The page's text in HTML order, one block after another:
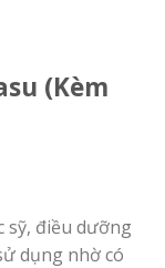
(Kèm
sỹ, điều dưỡng
dụng nhờ có